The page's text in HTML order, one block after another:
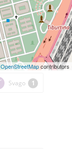
OpenStreetMapcontributors
Svago 1